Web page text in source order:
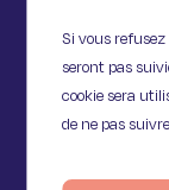
Si vous
seront pas
cookie sera
de ne pas